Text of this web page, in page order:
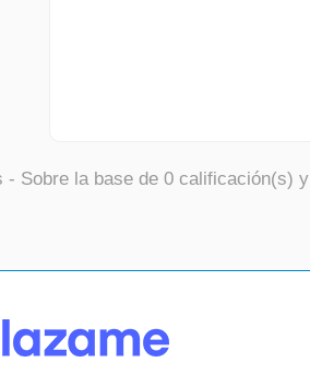
- Sobre la base de 0 calificación(s) y